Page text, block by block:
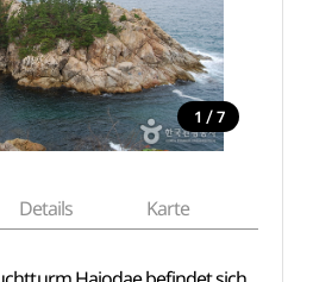
1 / 7
Details Karte